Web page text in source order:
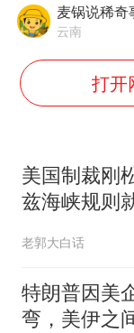
麦锅说稀奇
云南
打开
美国制裁刚
兹海峡规则
老郭大白话
特朗普因美
弯，美伊之